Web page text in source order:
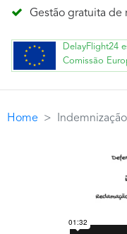
Gestão gratuita de
DelayFlight24
Comissão
Home